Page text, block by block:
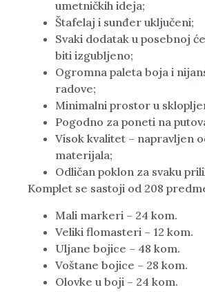
umetničkih ideja;
Štafelaj i sunđer uključeni;
Svaki dodatak u posebnoj
biti izgubljeno;
Ogromna paleta boja i
radove;
Minimalni prostor u
Pogodno za poneti na
Visok kvalitet – napravljen
materijala;
Odličan poklon za svaku
Komplet se sastoji od 208
Mali markeri – 24 kom.
Veliki flomasteri – 12 kom.
Uljane bojice – 48 kom.
Voštane bojice – 28 kom.
Olovke u boji – 24 kom.